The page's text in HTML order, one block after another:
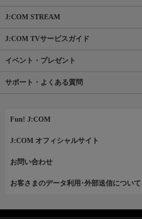
J:COM STREAM
J:COM TVサービスガイド
イベント・プレゼント
サポート・よくある質問
Fun! J:COM
J:COM オフィシャルサイト
お問い合わせ
お客さまのデータ利用･外部送信について